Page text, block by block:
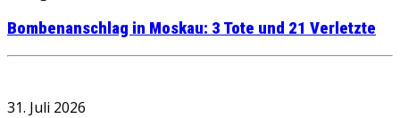
Bombenanschlag in Moskau: 3 Tote und 21 Verletzte
31. Juli 2026